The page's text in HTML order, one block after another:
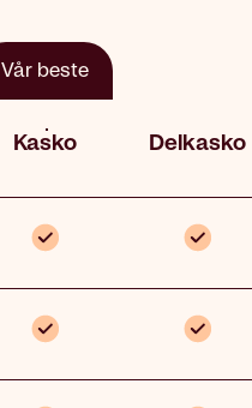
Vår beste
Kasko Delkasko
Inkludert
Inkludert